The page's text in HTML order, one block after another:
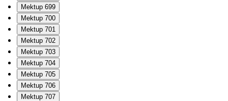
Mektup 699
Mektup 700
Mektup 701
Mektup 702
Mektup 703
Mektup 704
Mektup 705
Mektup 706
Mektup 707